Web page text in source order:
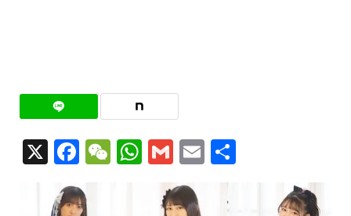
X Facebook
WeChat
WhatsApp
GmailEmail